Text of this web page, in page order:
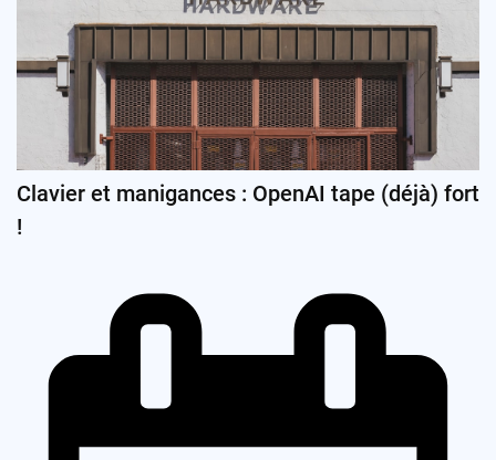
Clavier et manigances : OpenAI tape (déjà) fort
!